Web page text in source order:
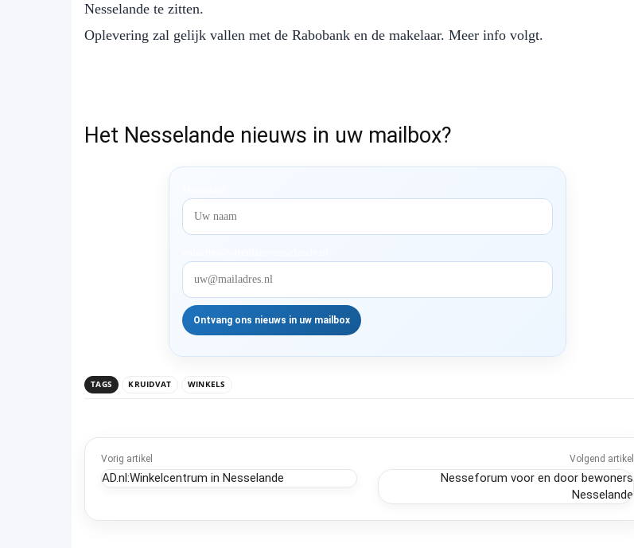
Nesselande te zitten.
Oplevering zal gelijk vallen met de Rabobank en de makelaar. Meer info volgt.
Het Nesselande nieuws in uw mailbox?
TAGS KRUIDVAT WINKELS
Vorig artikel
AD.nl:Winkelcentrum in Nesselande
Volgend artikel
Nesseforum voor en door bewoners
Nesselande